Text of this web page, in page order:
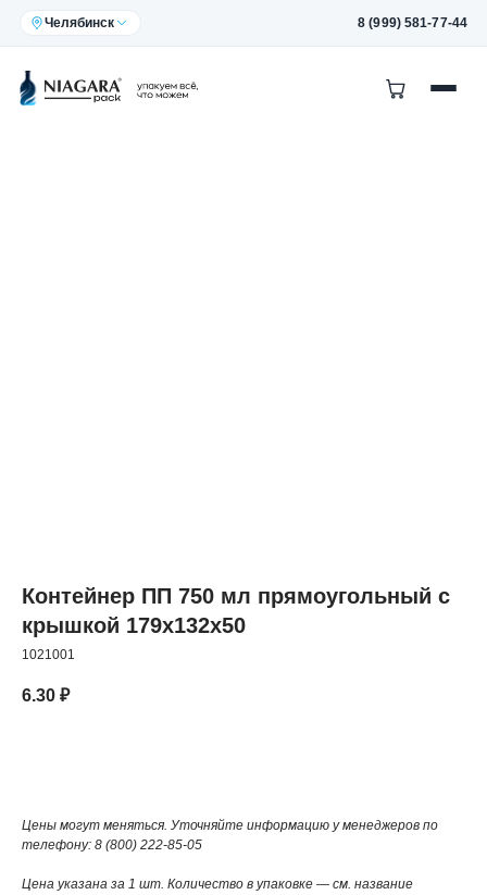
Челябинск 8 (999) 581-77-44
Контейнер ПП 750 мл прямоугольный с
крышкой 179x132x50
1021001
6.30 ₽
Цены могут меняться. Уточняйте информацию у менеджеров по
телефону: 8 (800) 222-85-05
Цена указана за 1 шт. Количество в упаковке — см. название